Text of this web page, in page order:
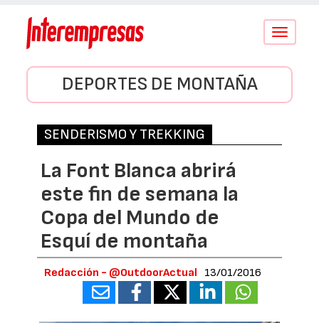
Conmutar
DEPORTES DE MONTAÑA
SENDERISMO Y TREKKING
La Font Blanca abrirá
este fin de semana la
Copa del Mundo de
Esquí de montaña
Redacción - @OutdoorActual 13/01/2016